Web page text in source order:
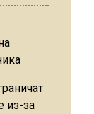
из-за